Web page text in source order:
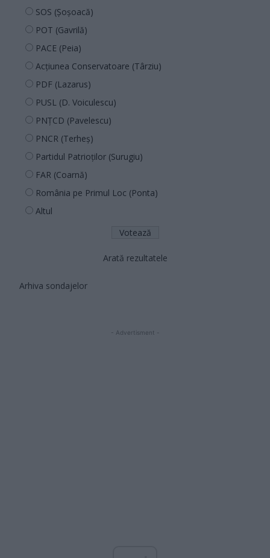
SOS (Șoșoacă)
POT (Gavrilă)
PACE (Peia)
Acțiunea Conservatoare (Târziu)
PDF (Lazarus)
PUSL (D. Voiculescu)
PNȚCD (Pavelescu)
PNCR (Terheș)
Partidul Patrioților (Surugiu)
FAR (Coarnă)
România pe Primul Loc (Ponta)
Altul
Arată rezultatele
Arhiva sondajelor
- Advertisment -